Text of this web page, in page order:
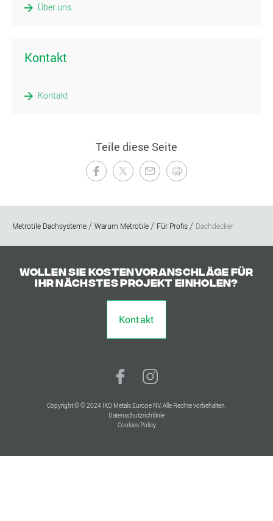
Über uns
Kontakt
Kontakt
Teile diese Seite
Metrotile Dachsysteme Warum Metrotile Für Profis Dachdecker
Wollen Sie Kostenvoranschläge für
Ihr nächstes Projekt einholen?
Kontakt
Copyright © © 2024 IKO Metals Europe NV. Alle Rechte vorbehalten.
Datenschutzrichtlinie
Cookies Policy